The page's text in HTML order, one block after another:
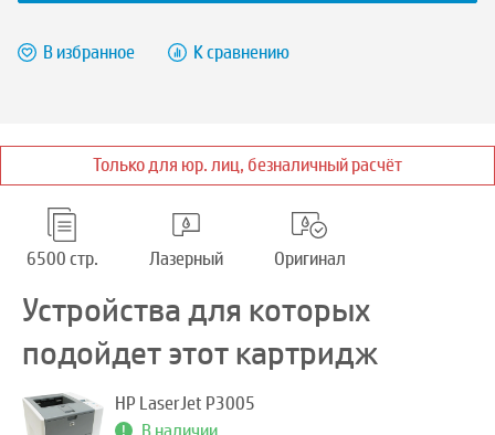
В избранное К сравнению
Только для юр. лиц, безналичный расчёт
6500 стр. Лазерный Оригинал
Устройства для которых
подойдет этот картридж
HP LaserJet P3005